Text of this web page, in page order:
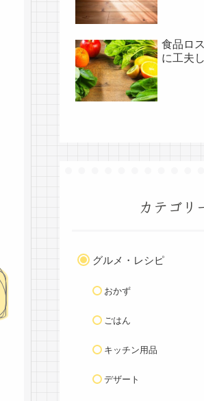
食品ロ
に工夫
カテゴリ
グルメ・レシピ
おかず
ごはん
キッチン用品
デザート